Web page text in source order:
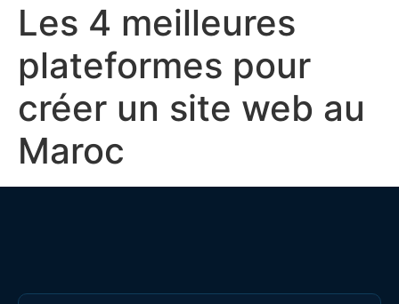
Les 4 meilleures
plateformes pour
créer un site web au
Maroc